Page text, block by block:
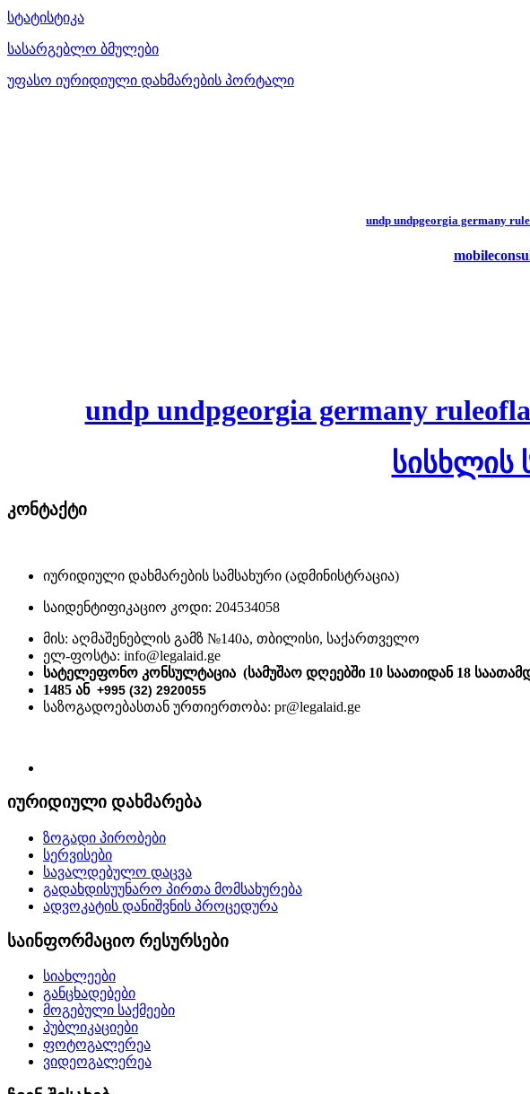
სტატისტიკა
სასარგებლო ბმულები
უფასო იურიდიული დახმარების პორტალი
undp undpgeorgia germany
undp undpgeorgia germany
სისხლის
კონტაქტი
იურიდიული დახმარების სამსახური (ადმინისტრაცია)
საიდენტიფიკაციო კოდი: 204534058
მის: აღმაშენებლის გამზ №140ა, თბილისი, საქართველო
ელ-ფოსტა: info@legalaid.ge
სატელეფონო კონსულტაცია (სამუშაო დღეებში 10 საათიდან 18
1485 ან +995 (32) 2920055
საზოგადოებასთან ურთიერთობა: pr@legalaid.ge
იურიდიული დახმარება
ზოგადი პირობები
სერვისები
სავალდებულო დაცვა
გადახდისუუნარო პირთა მომსახურება
ადვოკატის დანიშვნის პროცედურა
საინფორმაციო რესურსები
სიახლეები
განცხადებები
მოგებული საქმეები
პუბლიკაციები
ფოტოგალერეა
ვიდეოგალერეა